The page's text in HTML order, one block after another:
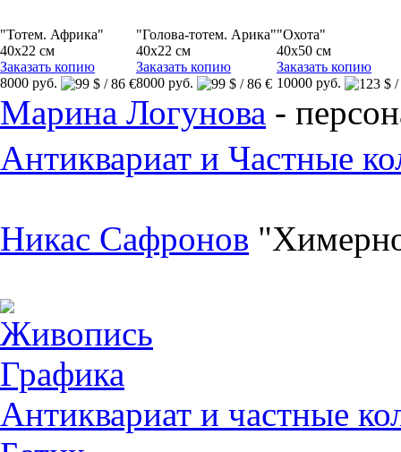
"Тотем. Африка"
40x22 см
Заказать копию
8000 руб.
"Голова-тотем. Арика"
40x22 см
Заказать копию
8000 руб.
"Охота"
40x50 см
Заказать копию
10000 руб.
Марина Логунова -
Антиквариат и Частные
Никас Сафронов
Живопись
Графика
Антиквариат и частные